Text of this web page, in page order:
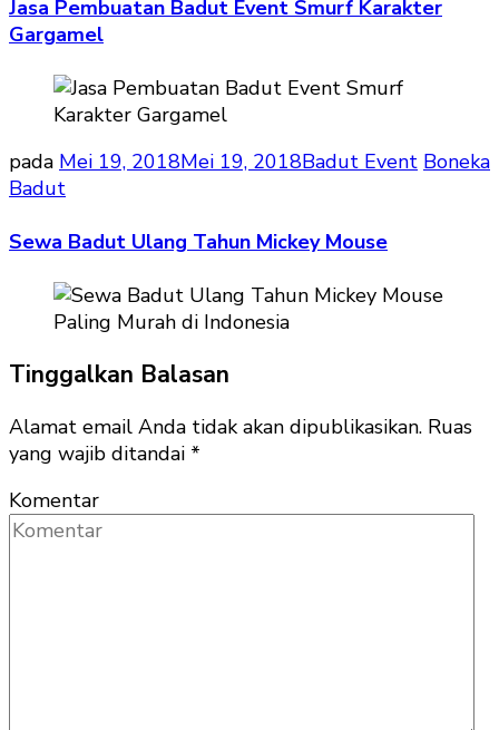
Jasa Pembuatan Badut Event Smurf Karakter
Gargamel
pada Mei 19, 2018Mei 19, 2018Badut Event Boneka
Badut
Sewa Badut Ulang Tahun Mickey Mouse
Tinggalkan Balasan
Alamat email Anda tidak akan dipublikasikan. Ruas
yang wajib ditandai *
Komentar